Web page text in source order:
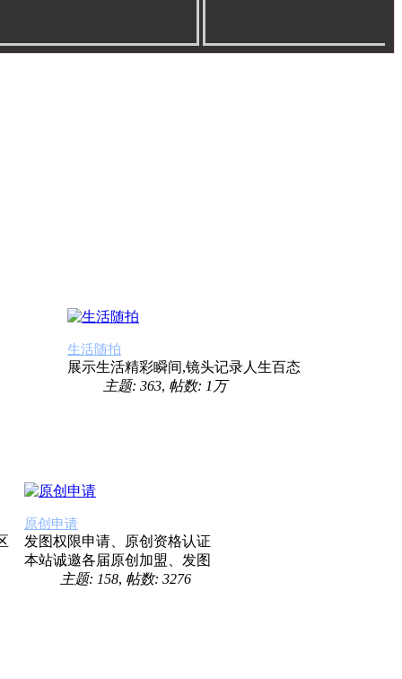
生活随拍
展示生活精彩瞬间,镜头记录人生百态
主题: 363, 帖数: 1万
原创申请
发图权限申请、原创资格认证
本站诚邀各届原创加盟、发图
主题: 158, 帖数: 3276